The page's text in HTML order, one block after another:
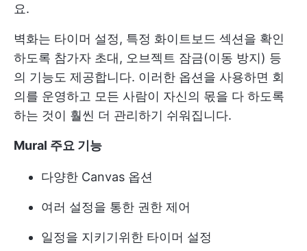
요.
벽화는 타이머 설정, 특정 화이트보드 섹션을 확인
하도록 참가자 초대, 오브젝트 잠금(이동 방지) 등
의 기능도 제공합니다. 이러한 옵션을 사용하면 회
의를 운영하고 모든 사람이 자신의 몫을 다 하도록
하는 것이 훨씬 더 관리하기 쉬워집니다.
Mural 주요 기능
다양한 Canvas 옵션
여러 설정을 통한 권한 제어
일정을 지키기위한 타이머 설정